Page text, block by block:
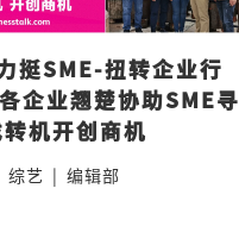
挺SME-扭转企业行
企业翘楚协助SME寻
机开创商机
综艺 | 编辑部